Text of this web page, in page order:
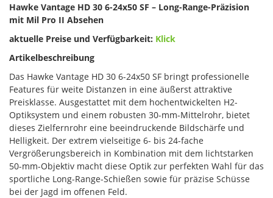
Hawke Vantage HD 30 6-24x50 SF – Long-Range-Präzision
mit Mil Pro II Absehen
aktuelle Preise und Verfügbarkeit: Klick
Artikelbeschreibung
Das Hawke Vantage HD 30 6-24x50 SF bringt professionelle
Features für weite Distanzen in eine äußerst attraktive
Preisklasse. Ausgestattet mit dem hochentwickelten H2-
Optiksystem und einem robusten 30-mm-Mittelrohr, bietet
dieses Zielfernrohr eine beeindruckende Bildschärfe und
Helligkeit. Der extrem vielseitige 6- bis 24-fache
Vergrößerungsbereich in Kombination mit dem lichtstarken
50-mm-Objektiv macht diese Optik zur perfekten Wahl für das
sportliche Long-Range-Schießen sowie für präzise Schüsse
bei der Jagd im offenen Feld.